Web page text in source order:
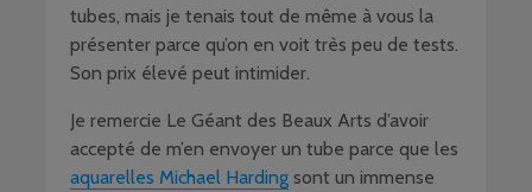
tubes, mais je tenais tout de même à vous la
présenter parce qu’on en voit très peu de tests.
Son prix élevé peut intimider.
Je remercie Le Géant des Beaux Arts d’avoir
accepté de m’en envoyer un tube parce que les
aquarelles Michael Harding sont un immense